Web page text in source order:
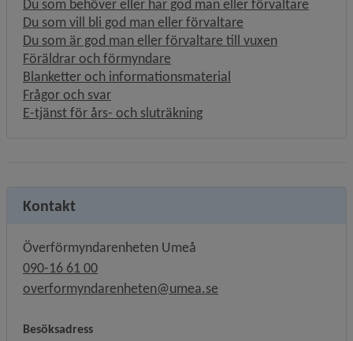
Du som behöver eller har god man eller förvaltare
Du som vill bli god man eller förvaltare
Du som är god man eller förvaltare till vuxen
Föräldrar och förmyndare
Blanketter och informationsmaterial
Frågor och svar
E-tjänst för års- och sluträkning
Kontakt
Överförmyndarenheten Umeå
090-16 61 00
overformyndarenheten@umea.se
Besöksadress